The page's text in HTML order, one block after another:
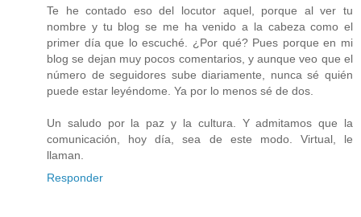
Te he contado eso del locutor aquel, porque al ver tu
nombre y tu blog se me ha venido a la cabeza como el
primer día que lo escuché. ¿Por qué? Pues porque en mi
blog se dejan muy pocos comentarios, y aunque veo que el
número de seguidores sube diariamente, nunca sé quién
puede estar leyéndome. Ya por lo menos sé de dos.
Un saludo por la paz y la cultura. Y admitamos que la
comunicación, hoy día, sea de este modo. Virtual, le
llaman.
Responder